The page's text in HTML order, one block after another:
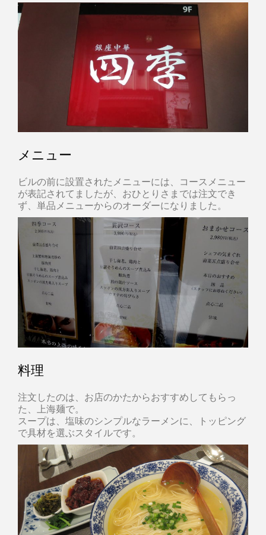
メニュー
ビルの前に設置されたメニューには、コースメニュー
が表記されてましたが、おひとりさまでは注文でき
ず、単品メニューからのオーダーになりました。
料理
注文したのは、お店のかたからおすすめしてもらっ
た、上海麺で。
スープは、塩味のシンプルなラーメンに、トッピング
で具材を選ぶスタイルです。